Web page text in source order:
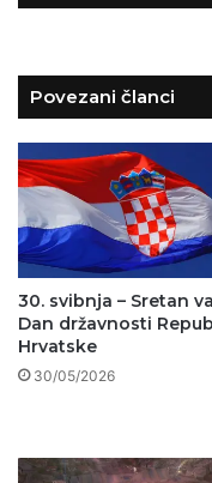
Povezani članci
30. svibnja – Sretan
Dan državnosti
Hrvatske
30/05/2026